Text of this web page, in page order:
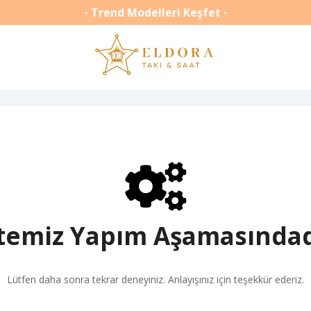
• Trend Modelleri Keşfet •
Yapım
Lütfen daha sonra tekrar deneyiniz. Anlayışınız için teşekkür ederiz.